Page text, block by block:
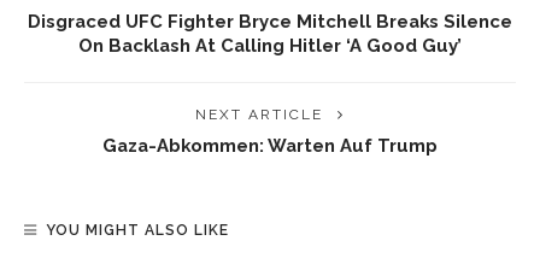
Disgraced UFC Fighter Bryce Mitchell Breaks Silence
On Backlash At Calling Hitler ‘a Good Guy’
NEXT ARTICLE
Gaza-Abkommen: Warten Auf Trump
YOU MIGHT ALSO LIKE